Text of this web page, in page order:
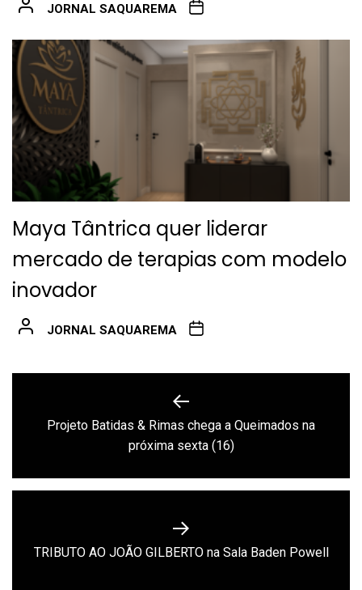
JORNAL SAQUAREMA
Maya Tântrica quer liderar
mercado de terapias com modelo
inovador
JORNAL SAQUAREMA
Previous
post:
Projeto Batidas & Rimas chega a Queimados na
próxima sexta (16)
Next
TRIBUTO AO JOÃO GILBERTO na Sala Baden Powell